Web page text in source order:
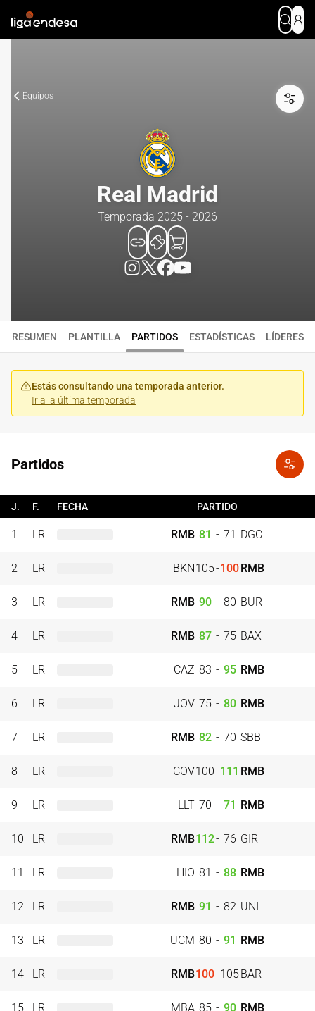
Equipos
Real Madrid
Temporada 2025 - 2026
RESUMEN PLANTILLA PARTIDOS ESTADÍSTICAS LÍDERES
Estás consultando una temporada anterior.
Ir a la última temporada
Partidos
J. F. FECHA PARTIDO
1 LR RMB 81 - 71 DGC
2 LR BKN105-100RMB
3 LR RMB 90 - 80 BUR
4 LR RMB 87 - 75 BAX
5 LR CAZ 83 - 95 RMB
6 LR JOV 75 - 80 RMB
7 LR RMB 82 - 70 SBB
8 LR COV100-111 RMB
9 LR LLT 70 - 71 RMB
10 LR RMB112- 76 GIR
11 LR HIO 81 - 88 RMB
12 LR RMB 91 - 82 UNI
13 LR UCM 80 - 91 RMB
14 LR RMB100-105BAR
15 LR MBA 85 - 90 RMB